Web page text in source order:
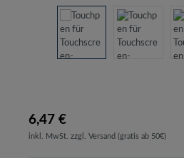
6,47 €
inkl. MwSt. zzgl. Versand (gratis ab 50€)